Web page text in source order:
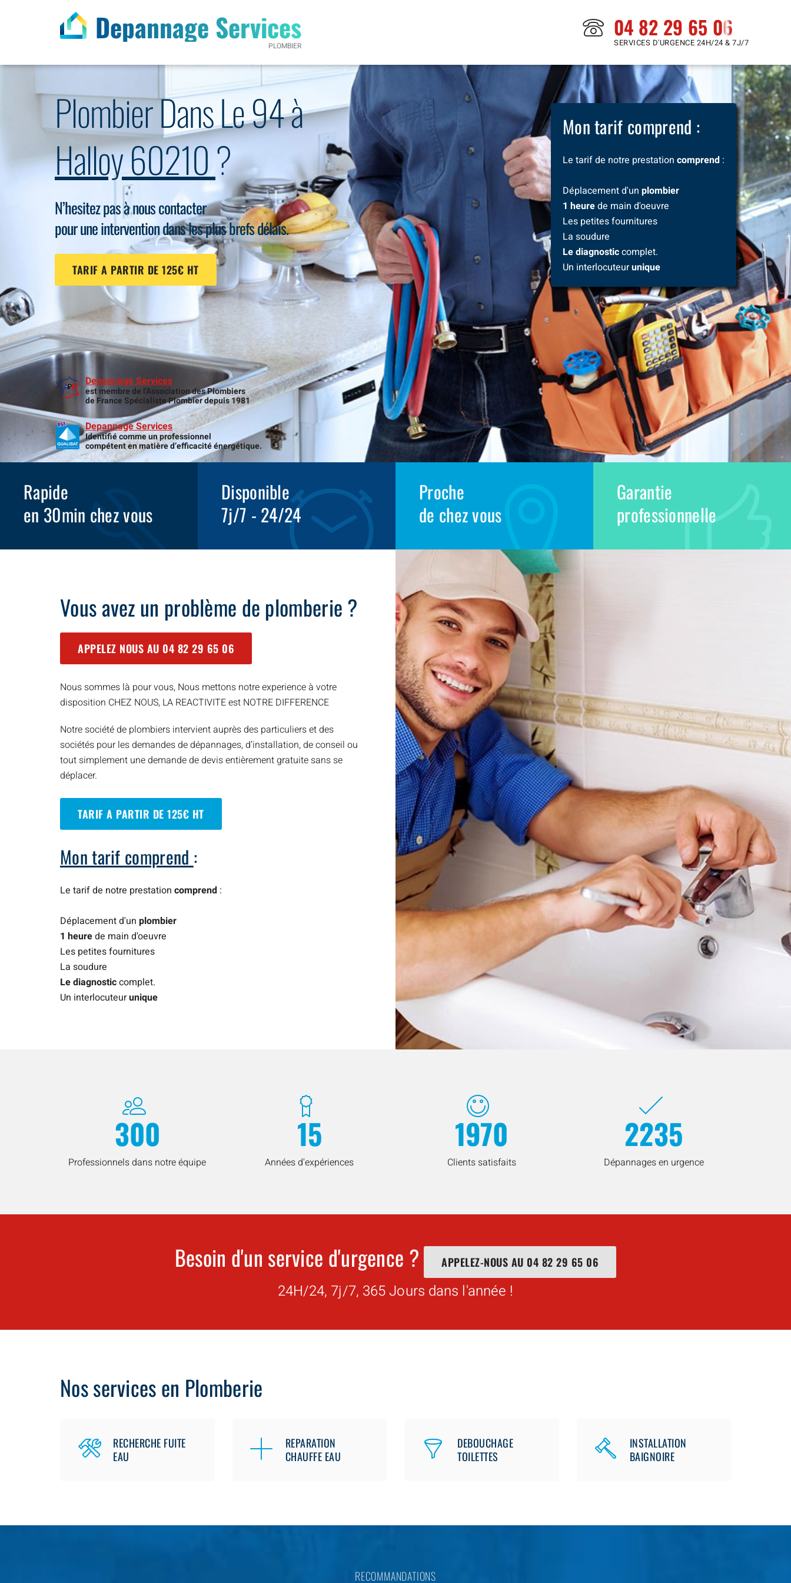
Depannage Services
PLOMBIER
04 82 29 65 06
SERVICES D'URGENCE 24H/24 & 7J/7
Mon tarif comprend :
Le tarif de notre prestation comprend :
Déplacement d'un plombier
1 heurede main d'oeuvre
Les petites fournitures
La soudure
Le diagnosticcomplet.
Un interlocuteurunique
Plombier Dans Le 94 à
Halloy 60210?
N’hesitez pas à nous contacter
pour une intervention dans les plus brefs délais.
TARIF A PARTIR DE 125€ HT
Depannage Services
est membre de l'Association des Plombiers
de France Spécialiste Plombier depuis 1981
Depannage Services
Identifié comme un professionnel
compétent en matière d’efficacité énergétique.
Rapide
en 30min chez vous
Disponible
7j/7 - 24/24
Proche
de chez vous
Garantie
professionnelle
Vous avez un problème de plomberie ?
APPELEZ NOUS AU 04 82 29 65 06
Nous sommes là pour vous, Nous mettons notre experience à votre
disposition CHEZ NOUS, LA REACTIVITE est NOTRE DIFFERENCE
Notre société de plombiers intervient auprès des particuliers et des
sociétés pour les demandes de dépannages, d’installation, de conseil ou
tout simplement une demande de devis entièrement gratuite sans se
déplacer.
TARIF A PARTIR DE 125€ HT
Mon tarif comprend :
Le tarif de notre prestation comprend :
Déplacement d'un plombier
1 heurede main d'oeuvre
Les petites fournitures
La soudure
Le diagnosticcomplet.
Un interlocuteurunique
300
Professionnels dans notre équipe
15
Années d'expériences
1970
Clients satisfaits
2235
Dépannages en urgence
Besoin d'un service d'urgence ? APPELEZ-NOUS AU 04 82 29 65 06
24H/24, 7j/7, 365 Jours dans l'année !
Nos services en Plomberie
RECHERCHE FUITE
EAU
REPARATION
CHAUFFE EAU
DEBOUCHAGE
TOILETTES
INSTALLATION
BAIGNOIRE
RECOMMANDATIONS